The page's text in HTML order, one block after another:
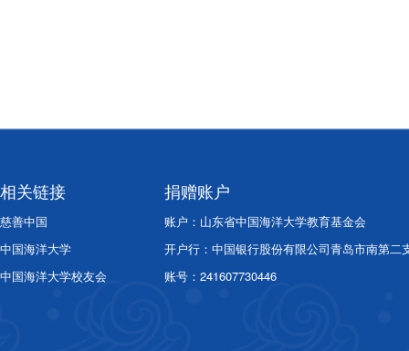
相关链接
慈善中国
中国海洋大学
中国海洋大学校友会
捐赠账户
账户：山东省中国海洋大学教育基金会
开户行：中国银行股份有限公司青岛市南第二
账号：241607730446